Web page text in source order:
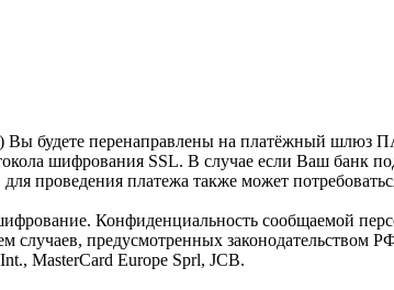
Вы будете перенаправлены на платёжный
шифрования SSL. В случае если Ваш банк
проведения платежа также может
Конфиденциальность сообщаемой
случаев, предусмотренных законодательством
MasterCard Europe Sprl, JCB.